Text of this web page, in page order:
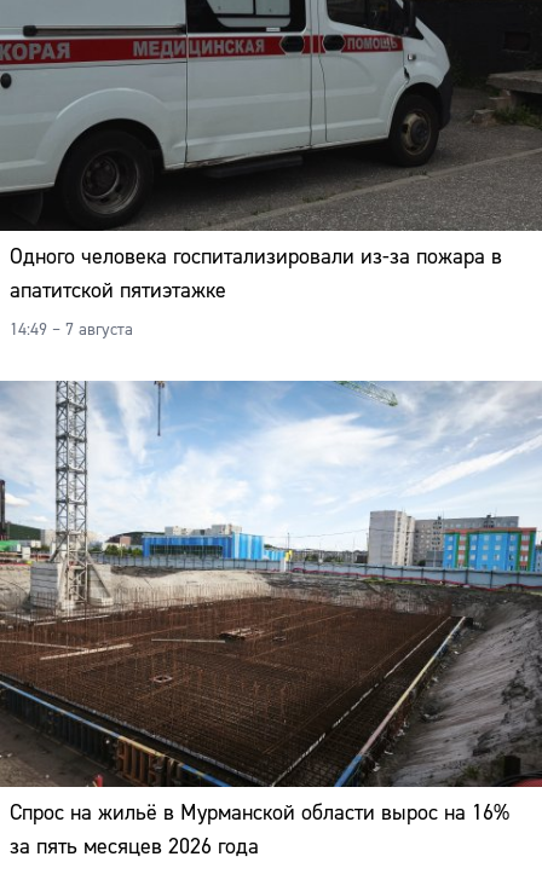
Одного человека госпитализировали из-за пожара в
апатитской пятиэтажке
14:49 – 7 августа
Спрос на жильё в Мурманской области вырос на 16%
за пять месяцев 2026 года